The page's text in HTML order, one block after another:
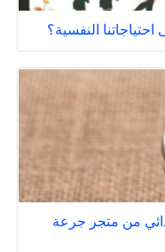
النفسية؟
من متجر جرعة